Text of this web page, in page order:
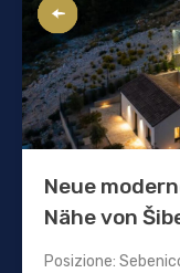
Neue
Nähe von
Posizione: